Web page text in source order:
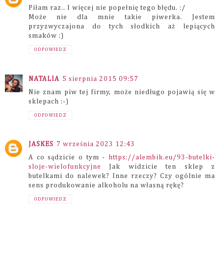
Piłam raz.. I więcej nie popełnię tego błędu. :/
Może nie dla mnie takie piwerka. Jestem
przyzwyczajona do tych słodkich aż lepiących
smaków :)
ODPOWIEDZ
NATALIA 5 sierpnia 2015 09:57
Nie znam piw tej firmy, może niedługo pojawią się w
sklepach :-)
ODPOWIEDZ
JASKES 7 września 2023 12:43
A co sądzicie o tym - https://alembik.eu/93-butelki-
sloje-wielofunkcyjne
Jak widzicie ten sklep z
butelkami do nalewek? Inne rzeczy? Czy ogólnie ma
sens produkowanie alkoholu na własną rękę?
ODPOWIEDZ